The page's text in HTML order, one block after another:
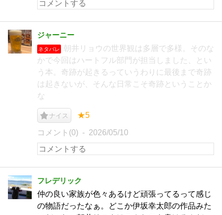
ジャーニー
ネタバレ
朝井リョウの世界観は多層で多様。そのな
かで今回はハートフル部門が担当しました、とい
う本。奇跡が起きるっていうわりに最後まで奇跡
は起きないが、そんな日常こそ奇跡ということか
な
ナイス ★5
コメント(0) 2026/05/10
フレデリック
仲の良い家族が色々あるけど頑張ってるって感じ
の物語だったなぁ。どこか伊坂幸太郎の作品みた